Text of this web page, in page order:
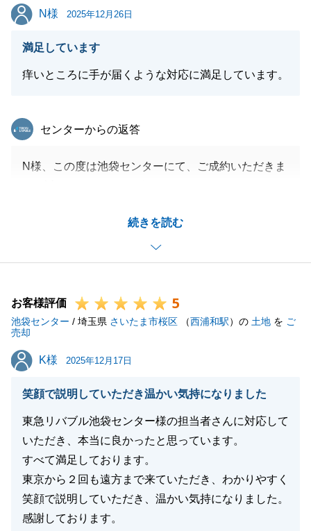
恐れ入りますが、今後もご愛顧賜りますよう、お願い
申し上げます。
N様
N様 2025年12月26日
満足しています
痒いところに手が届くような対応に満足しています。
続きを読む
東急リバブル
センターからの返答
N様、この度は池袋センターにて、ご成約いただきま
ることができました。
改めて感謝申し上げます。
当初ご相談いただいてからおよそ10か月ほどのお付
は私にとっても嬉しいことでございます。
今後も何かお困り事がありましたら、是非お気軽にご
連絡下さいませ。
N様のご健勝とご多幸をお祈り申し上げます。
閉じる
お客様評価 5
池袋センター / 埼玉県 さいたま市桜区 （西浦和駅）の 土地 を ご
売却
K様
K様 2025年12月17日
笑顔で説明していただき温かい気持になりました
東急リバブル池袋センター様の担当者さんに対応して
いただき、本当に良かったと思っています。
すべて満足しております。
東京から２回も遠方まで来ていただき、わかりやすく
笑顔で説明していただき、温かい気持になりました。
感謝しております。